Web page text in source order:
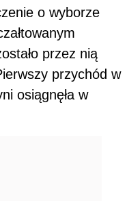
o wyborze
przez nią
przychód w
osiągnęła w